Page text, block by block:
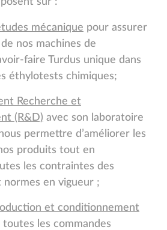
mécanique pour assurer
nos machines de
faire Turdus unique dans
éthylotests chimiques;
Recherche et
(R&D) avec son laboratoire
permettre d’améliorer les
produits tout en
les contraintes des
en vigueur ;
et conditionnement
les commandes